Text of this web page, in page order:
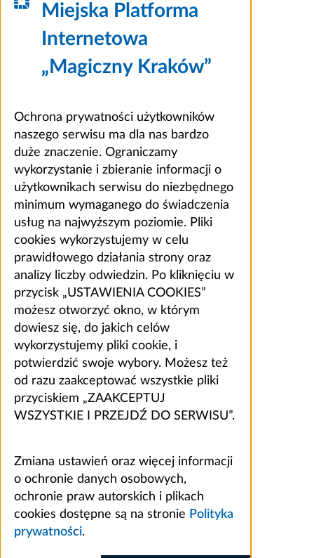
Miejska Platforma
Internetowa
„Magiczny Kraków”
Ochrona prywatności użytkowników
naszego serwisu ma dla nas bardzo
duże znaczenie. Ograniczamy
wykorzystanie i zbieranie informacji o
użytkownikach serwisu do niezbędnego
minimum wymaganego do świadczenia
usług na najwyższym poziomie. Pliki
cookies wykorzystujemy w celu
prawidłowego działania strony oraz
analizy liczby odwiedzin. Po kliknięciu w
przycisk „USTAWIENIA COOKIES”
możesz otworzyć okno, w którym
dowiesz się, do jakich celów
wykorzystujemy pliki cookie, i
potwierdzić swoje wybory. Możesz też
od razu zaakceptować wszystkie pliki
przyciskiem „ZAAKCEPTUJ
WSZYSTKIE I PRZEJDŹ DO SERWISU”.
Zmiana ustawień oraz więcej informacji
o ochronie danych osobowych,
ochronie praw autorskich i plikach
cookies dostępne są na stronie Polityka
prywatności.